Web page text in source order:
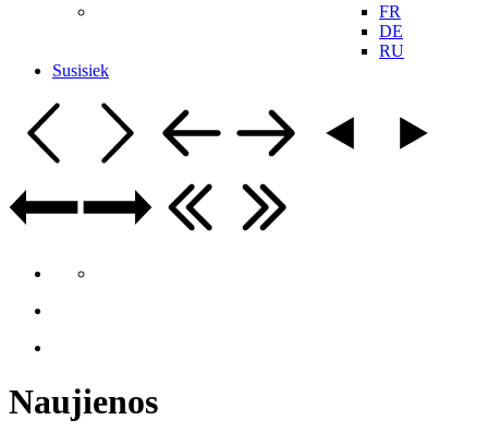
FR
DE
RU
Susisiek
Naujienos